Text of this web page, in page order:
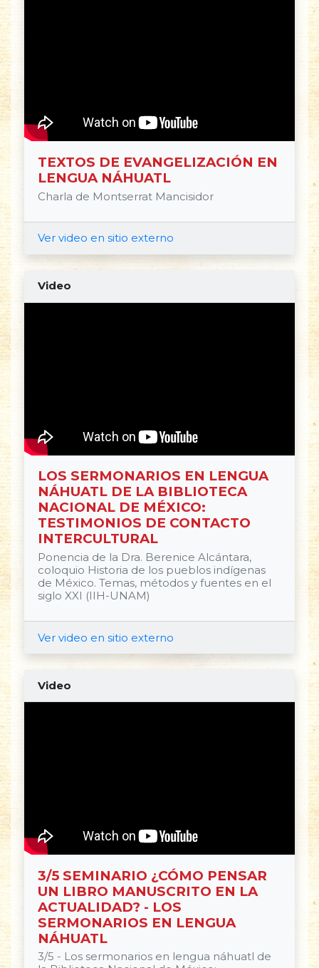
TEXTOS DE EVANGELIZACIÓN EN
LENGUA NÁHUATL
Charla de Montserrat Mancisidor
Ver video en sitio externo
Video
LOS SERMONARIOS EN LENGUA
NÁHUATL DE LA BIBLIOTECA
NACIONAL DE MÉXICO:
TESTIMONIOS DE CONTACTO
INTERCULTURAL
Ponencia de la Dra. Berenice Alcántara,
coloquio Historia de los pueblos indígenas
de México. Temas, métodos y fuentes en el
siglo XXI (IIH-UNAM)
Ver video en sitio externo
Video
3/5 SEMINARIO ¿CÓMO PENSAR
UN LIBRO MANUSCRITO EN LA
ACTUALIDAD? - LOS
SERMONARIOS EN LENGUA
NÁHUATL
3/5 - Los sermonarios en lengua náhuatl de